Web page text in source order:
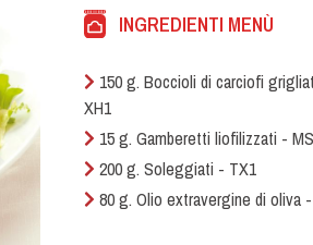
INGREDIENTI MENÙ
150 g. Boccioli di carciofi
XH1
15 g. Gamberetti liofilizzati -
200 g. Soleggiati - TX1
80 g. Olio extravergine di oliva